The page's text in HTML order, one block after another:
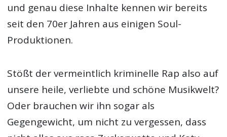
und genau diese Inhalte kennen wir bereits
seit den 70er Jahren aus einigen Soul-
Produktionen.
Stößt der vermeintlich kriminelle Rap also auf
unsere heile, verliebte und schöne Musikwelt?
Oder brauchen wir ihn sogar als
Gegengewicht, um nicht zu vergessen, dass